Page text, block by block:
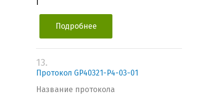
Подробнее
13.
Протокол GP40321-P4-03-01
Название протокола